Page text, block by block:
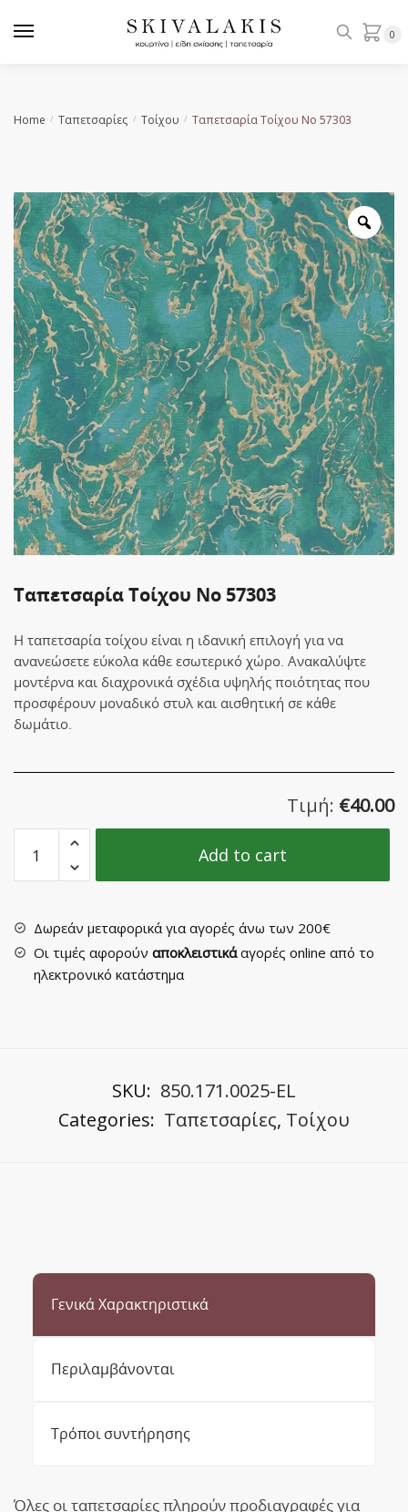
0
Home / Ταπετσαρίες / Τοίχου / Ταπετσαρία Τοίχου No 57303
Ταπετσαρία Τοίχου No 57303
Η ταπετσαρία τοίχου είναι η ιδανική επιλογή για να
ανανεώσετε εύκολα κάθε εσωτερικό χώρο. Ανακαλύψτε
μοντέρνα και διαχρονικά σχέδια υψηλής ποιότητας που
προσφέρουν μοναδικό στυλ και αισθητική σε κάθε
δωμάτιο.
Τιμή: €40.00
Ταπετσαρία
Τοίχου
No
quantity
Add to cart
Δωρεάν μεταφορικά για αγορές άνω των 200€
Οι τιμές αφορούν αποκλειστικάαγορές online από το
ηλεκτρονικό κατάστημα
SKU: 850.171.0025-EL
Categories: Ταπετσαρίες, Τοίχου
Γενικά Χαρακτηριστικά
Περιλαμβάνονται
Τρόποι συντήρησης
Όλες οι ταπετσαρίες πληρούν προδιαγραφές για